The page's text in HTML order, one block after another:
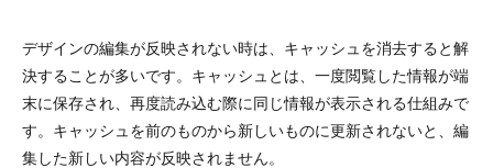
デザインの編集が反映されない時は、キャッシュを消去すると解
決することが多いです。キャッシュとは、一度閲覧した情報が端
末に保存され、再度読み込む際に同じ情報が表示される仕組みで
す。キャッシュを前のものから新しいものに更新されないと、編
集した新しい内容が反映されません。